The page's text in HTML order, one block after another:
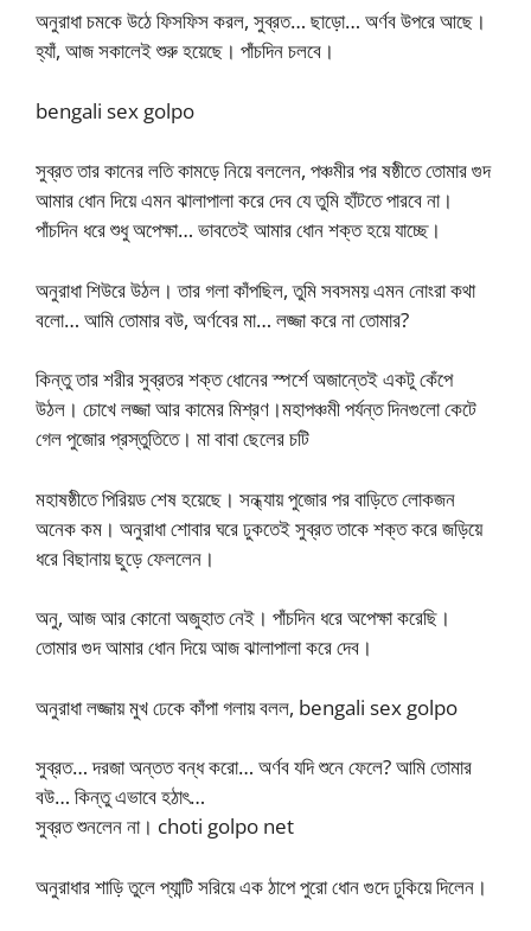
অনুরাধা চমকে উঠে ফিসফিস করল, সুব্রত… ছাড়ো… অর্ণব উপরে আছে।
হ্যাঁ, আজ সকালেই শুরু হয়েছে। পাঁচদিন চলবে।
bengali sex golpo
সুব্রত তার কানের লতি কামড়ে নিয়ে বললেন, পঞ্চমীর পর ষষ্ঠীতে তোমার গুদ
আমার ধোন দিয়ে এমন ঝালাপালা করে দেব যে তুমি হাঁটতে পারবে না।
পাঁচদিন ধরে শুধু অপেক্ষা… ভাবতেই আমার ধোন শক্ত হয়ে যাচ্ছে।
অনুরাধা শিউরে উঠল। তার গলা কাঁপছিল, তুমি সবসময় এমন নোংরা কথা
বলো… আমি তোমার বউ, অর্ণবের মা… লজ্জা করে না তোমার?
কিন্তু তার শরীর সুব্রতর শক্ত ধোনের স্পর্শে অজান্তেই একটু কেঁপে
উঠল। চোখে লজ্জা আর কামের মিশ্রণ।মহাপঞ্চমী পর্যন্ত দিনগুলো কেটে
গেল পুজোর প্রস্তুতিতে। মা বাবা ছেলের চটি
মহাষষ্ঠীতে পিরিয়ড শেষ হয়েছে। সন্ধ্যায় পুজোর পর বাড়িতে লোকজন
অনেক কম। অনুরাধা শোবার ঘরে ঢুকতেই সুব্রত তাকে শক্ত করে জড়িয়ে
ধরে বিছানায় ছুড়ে ফেললেন।
অনু, আজ আর কোনো অজুহাত নেই। পাঁচদিন ধরে অপেক্ষা করেছি।
তোমার গুদ আমার ধোন দিয়ে আজ ঝালাপালা করে দেব।
অনুরাধা লজ্জায় মুখ ঢেকে কাঁপা গলায় বলল, bengali sex golpo
সুব্রত… দরজা অন্তত বন্ধ করো… অর্ণব যদি শুনে ফেলে? আমি তোমার
বউ… কিন্তু এভাবে হঠাৎ…
সুব্রত শুনলেন না। choti golpo net
অনুরাধার শাড়ি তুলে প্যান্টি সরিয়ে এক ঠাপে পুরো ধোন গুদে ঢুকিয়ে দিলেন।